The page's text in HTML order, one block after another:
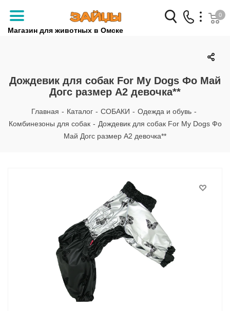
Магазин для животных в Омске
Заказать звонок
+7 (3812) 79-04-04
+7 (950) 959-88-32
0
Дождевик для собак For My Dogs Фо Май
Догс размер А2 девочка**
Главная - Каталог - СОБАКИ - Одежда и обувь -
Комбинезоны для собак - Дождевик для собак For My Dogs Фо
Май Догс размер А2 девочка**